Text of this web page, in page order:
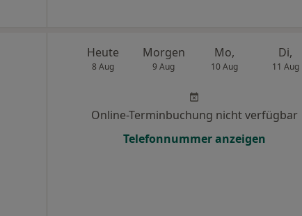
Heute
8 Aug
Morgen
9 Aug
Mo,
10 Aug
Di,
11 Aug
Online-Terminbuchung nicht verfügbar
Telefonnummer anzeigen